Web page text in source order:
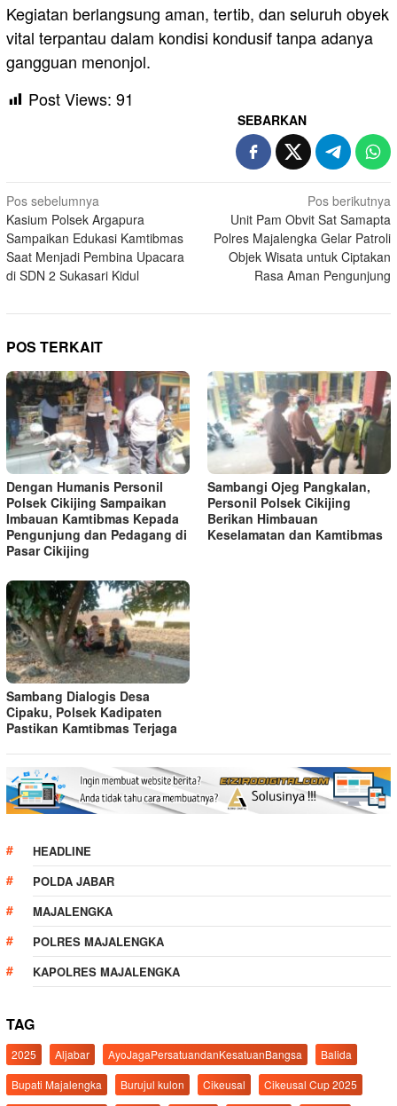
Kegiatan berlangsung aman, tertib, dan seluruh obyek
vital terpantau dalam kondisi kondusif tanpa adanya
gangguan menonjol.
Post Views: 91
SEBARKAN
Navigasi
pos
Pos sebelumnya
Kasium Polsek Argapura
Sampaikan Edukasi Kamtibmas
Saat Menjadi Pembina Upacara
di SDN 2 Sukasari Kidul
Pos berikutnya
Unit Pam Obvit Sat Samapta
Polres Majalengka Gelar Patroli
Objek Wisata untuk Ciptakan
Rasa Aman Pengunjung
POS TERKAIT
Dengan Humanis Personil
Polsek Cikijing Sampaikan
Imbauan Kamtibmas Kepada
Pengunjung dan Pedagang di
Pasar Cikijing
Sambangi Ojeg Pangkalan,
Personil Polsek Cikijing
Berikan Himbauan
Keselamatan dan Kamtibmas
Sambang Dialogis Desa
Cipaku, Polsek Kadipaten
Pastikan Kamtibmas Terjaga
HEADLINE
POLDA JABAR
MAJALENGKA
POLRES MAJALENGKA
KAPOLRES MAJALENGKA
TAG
2025 Aljabar AyoJagaPersatuandanKesatuanBangsa
Balida
Bupati Majalengka
Burujul kulon Cikeusal
Cikeusal Cup 2025